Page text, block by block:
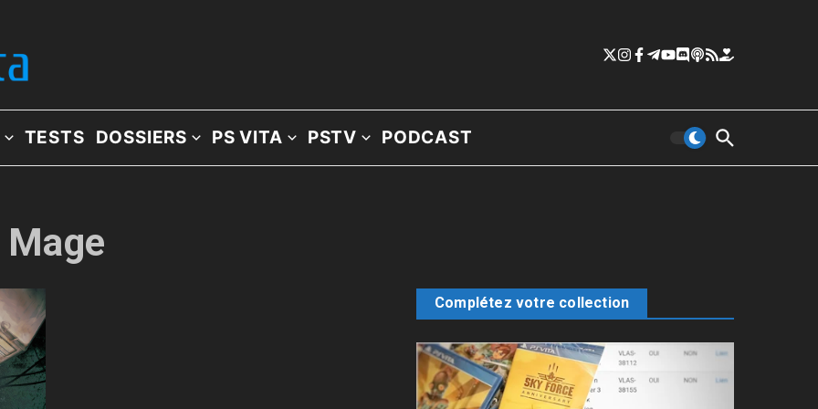
TESTS DOSSIERS PS VITA PSTV PODCAST
Complétez votre collection